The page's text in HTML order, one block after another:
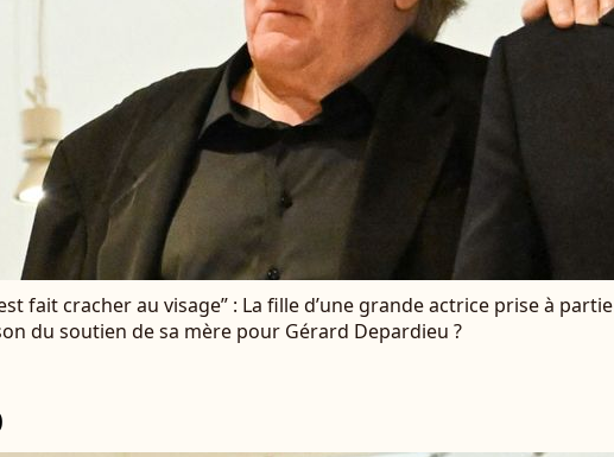
fait cracher au visage” : La fille d’une grande actrice prise à partie
du soutien de sa mère pour Gérard Depardieu ?